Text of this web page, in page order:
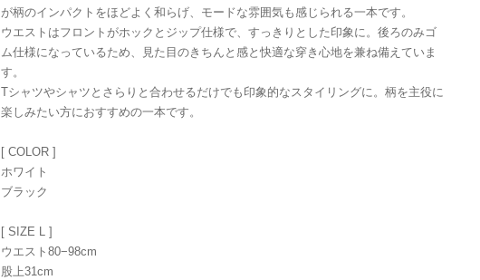
が柄のインパクトをほどよく和らげ、モードな雰囲気も感じられる一本です。
ウエストはフロントがホックとジップ仕様で、すっきりとした印象に。後ろのみゴ
ム仕様になっているため、見た目のきちんと感と快適な穿き心地を兼ね備えていま
す。
Tシャツやシャツとさらりと合わせるだけでも印象的なスタイリングに。柄を主役に
楽しみたい方におすすめの一本です。
[ COLOR ]
ホワイト
ブラック
[ SIZE L ]
ウエスト80−98cm
股上31cm